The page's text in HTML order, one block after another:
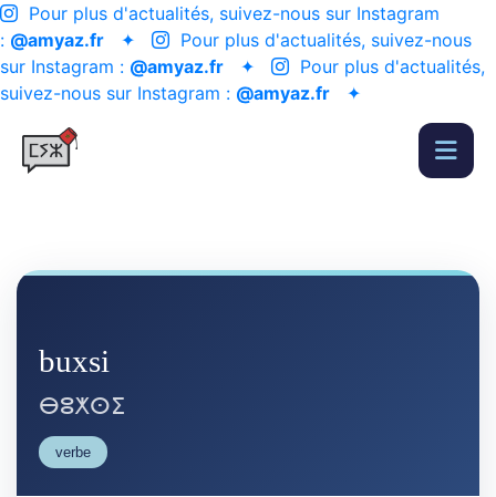
Pour plus d'actualités, suivez-nous sur Instagram
: @amyaz.fr ✦
Pour plus d'actualités, suivez-nous
sur Instagram : @amyaz.fr ✦
Pour plus d'actualités,
suivez-nous sur Instagram : @amyaz.fr ✦
buxsi
ⴱⵓⵅⵙⵉ
verbe